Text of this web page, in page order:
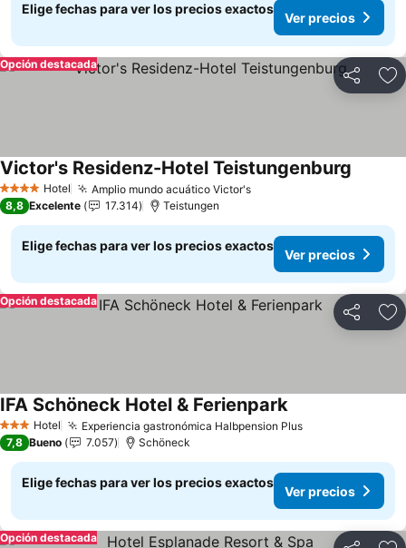
Elige fechas para ver los precios exactos
Ver precios
Compartir
Opción destacada
4 EstrellasHotel Amplio mundo acuático Victor'sVer precios
Victor's Residenz-Hotel Teistungenburg
8,8 Excelente 17.314 Teistungen
Elige fechas para ver los precios exactos
Ver precios
Compartir
Opción destacada
3 Estrellas
Hotel Experiencia gastronómica Halbpension PlusVer precios
IFA Schöneck Hotel & FerienparkVer precios
7,8 Bueno 7.057 Schöneck
Elige fechas para ver los precios exactos
Ver precios
Opción destacada